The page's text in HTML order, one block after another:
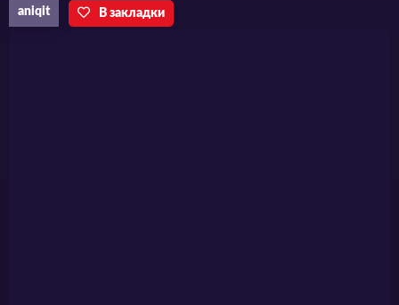
Сноудроп, победа будет нелегка.
aniqit В закладки